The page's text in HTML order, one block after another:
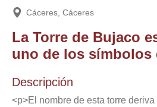
Cáceres, Cáceres
La Torre de Bujaco
uno de los símbolos
Descripción
<p>El nombre de esta torre